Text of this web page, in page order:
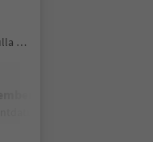
Tramin an der Weinstraße/Termeno sulla Strada del Vino, Alto Adige Wine Road
2026